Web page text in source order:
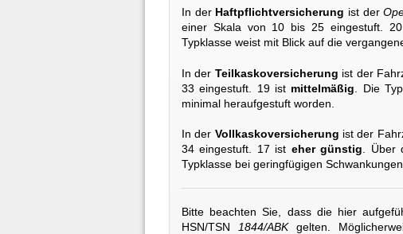
In der Haftpflichtversicherung ist der
einer Skala von 10 bis 25 eingestuft.
Typklasse weist mit Blick auf die
In der Teilkaskoversicherung ist der
33 eingestuft. 19 ist mittelmäßig . Die
minimal heraufgestuft worden.
In der Vollkaskoversicherung ist der
34 eingestuft. 17 ist eher günstig. Über
Typklasse bei geringfügigen
Bitte beachten Sie, dass die hier
HSN/TSN
1844/ABKgelten.